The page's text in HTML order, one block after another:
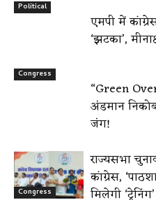
Political
एमपी में
‘झटका’,
Congress
“Green
अंडमान
जंग!
Congress
राज्यसभा
कांग्रेस,
मिलेगी ‘ट्रेनिंग’